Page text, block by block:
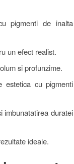
pigmenti de inalta
un efect realist.
si profunzime.
estetica cu pigmenti
imbunatatirea duratei
ideale.